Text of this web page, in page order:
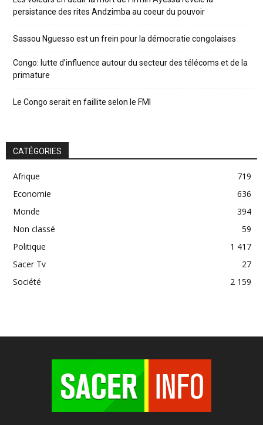
persistance des rites Andzimba au coeur du pouvoir
Sassou Nguesso est un frein pour la démocratie congolaises
Congo: lutte d’influence autour du secteur des télécoms et de la
primature
Le Congo serait en faillite selon le FMI
CATÉGORIES
Afrique
719
Economie
636
Monde
394
Non classé
59
Politique
1 417
Sacer Tv
27
Société
2 159